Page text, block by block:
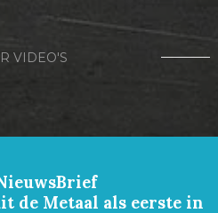
VIDEO'S
de Metaal als eerste in